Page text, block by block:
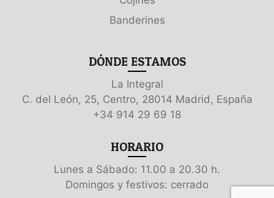
Banderines
DÓNDE ESTAMOS
La Integral
C. del León, 25, Centro, 28014 Madrid, España
+34 914 29 69 18
HORARIO
Lunes a Sábado: 11.00 a 20.30 h.
Domingos y festivos: cerrado